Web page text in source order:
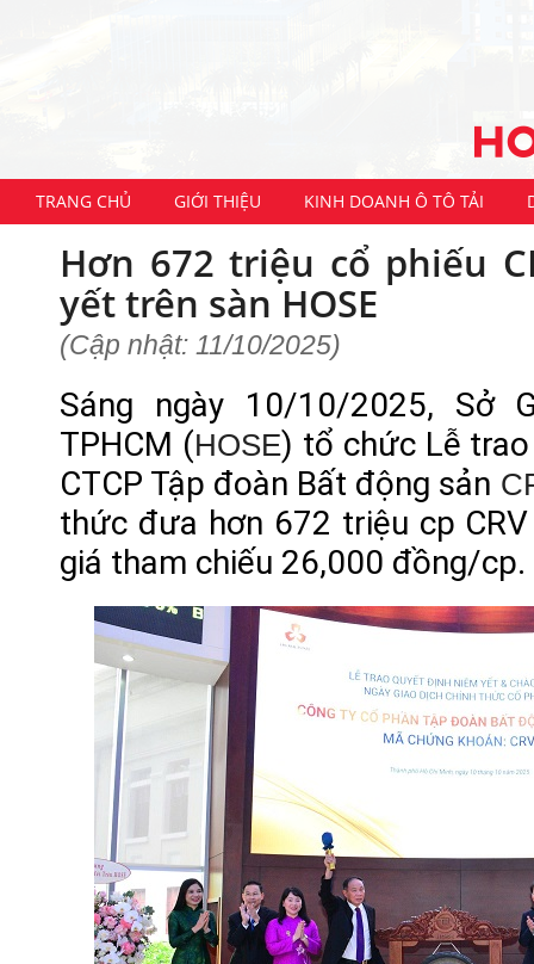
TRANG CHỦ GIỚI THIỆU KINH DOANH Ô TÔ TẢI
Hơn 672 triệu cổ phiếu
yết trên sàn HOSE
(Cập nhật: 11/10/2025)
Sáng ngày 10/10/2025, Sở
TPHCM (HOSE) tổ chức Lễ
CTCP Tập đoàn Bất động sản
thức đưa hơn 672 triệu cp
giá tham chiếu 26,000 đồng/cp.